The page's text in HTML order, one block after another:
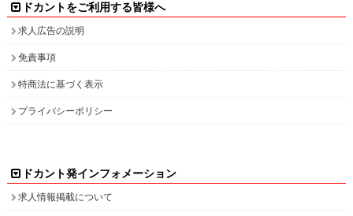
ドカントをご利用する皆様へ
求人広告の説明
免責事項
特商法に基づく表示
プライバシーポリシー
ドカント発インフォメーション
求人情報掲載について